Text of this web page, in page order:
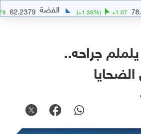
+ الفضة 62.2379
+0.7579
(+ 1.23%)
جراحه..